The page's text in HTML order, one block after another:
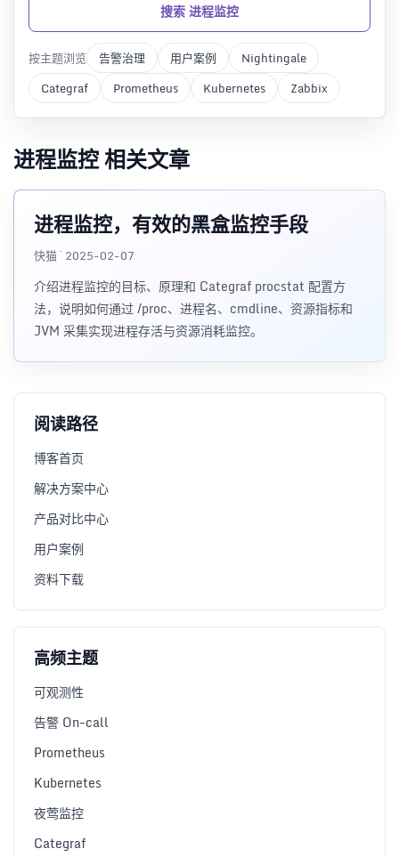
搜索 进程监控
按主题浏览 告警治理 用户案例
Nightingale
Categraf
Prometheus Kubernetes Zabbix
进程监控 相关文章
进程监控，有效的黑盒监控手段
快猫 · 2025-02-07
介绍进程监控的目标、原理和 Categraf procstat 配置方
法，说明如何通过 /proc、进程名、cmdline、资源指标和
JVM 采集实现进程存活与资源消耗监控。
阅读路径
博客首页
解决方案中心
产品对比中心
用户案例
资料下载
高频主题
可观测性
告警 On-call
Prometheus
Kubernetes
夜莺监控
Categraf